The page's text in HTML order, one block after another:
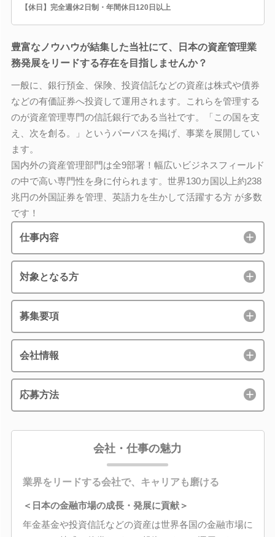
【休日】完全週休2日制・年間休日120日以上
豊富なノウハウが結集した当社にて、日本の資産管理業
務発展をリードする存在を目指しませんか？
一般に、銀行預金、保険、投資信託などの資産は株式や債券
などの有価証券へ投資して運用されます。これらを管理する
のが資産管理専門の信託銀行である当社です。「この国を支
え、次を創る。」というパーパスを掲げ、事業を展開してい
ます。
国内外の資産管理部門は全9部署！幅広いビジネスフィールド
の中で高い専門性を身に付られます。世界130カ国以上約238
兆円の外国証券を管理、英語力を生かして活躍する方 が多数
です！
仕事内容
対象となる方
募集要項
会社情報
応募方法
会社・仕事の魅力
業界をリードする会社で、キャリアも磨ける
＜日本の金融市場の成長・発展に貢献＞
年金基金や投資信託などの資産は世界各国の金融市場に